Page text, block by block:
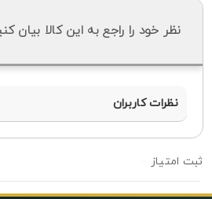
نظر خود را راجع به این کالا بیان
نظرات کاربران